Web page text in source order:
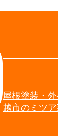
屋根塗装・
越市のミツ